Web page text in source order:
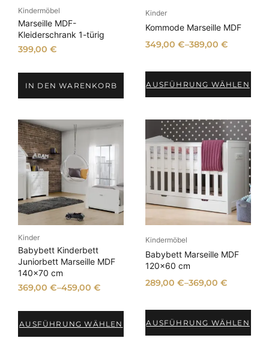
Kindermöbel
Marseille MDF-
Kleiderschrank 1-türig
399,00€
IN DEN WARENKORB
Kinder
Kommode Marseille MDF
349,00 €–389,00 €
AUSFÜHRUNG WÄHLEN
Kinder
Babybett Kinderbett
Juniorbett Marseille MDF
140×70 cm
369,00€–459,00€
AUSFÜHRUNG WÄHLEN
Kindermöbel
Babybett Marseille MDF
120×60 cm
289,00 €–369,00 €
AUSFÜHRUNG WÄHLEN